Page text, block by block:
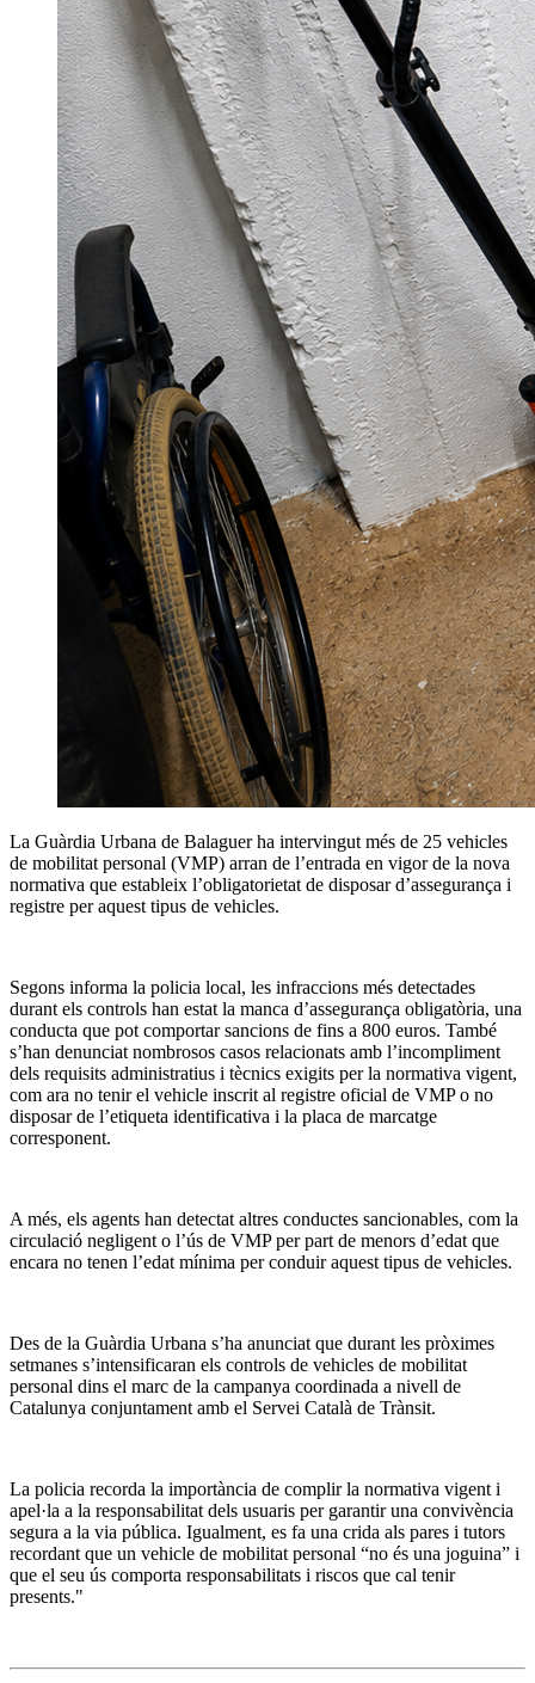
La Guàrdia Urbana de Balaguer ha intervingut més de 25 vehicles
de mobilitat personal (VMP) arran de l’entrada en vigor de la nova
normativa que estableix l’obligatorietat de disposar d’assegurança i
registre per aquest tipus de vehicles.
Segons informa la policia local, les infraccions més detectades
durant els controls han estat la manca d’assegurança obligatòria, una
conducta que pot comportar sancions de fins a 800 euros. També
s’han denunciat nombrosos casos relacionats amb l’incompliment
dels requisits administratius i tècnics exigits per la normativa vigent,
com ara no tenir el vehicle inscrit al registre oficial de VMP o no
disposar de l’etiqueta identificativa i la placa de marcatge
corresponent.
A més, els agents han detectat altres conductes sancionables, com la
circulació negligent o l’ús de VMP per part de menors d’edat que
encara no tenen l’edat mínima per conduir aquest tipus de vehicles.
Des de la Guàrdia Urbana s’ha anunciat que durant les pròximes
setmanes s’intensificaran els controls de vehicles de mobilitat
personal dins el marc de la campanya coordinada a nivell de
Catalunya conjuntament amb el Servei Català de Trànsit.
La policia recorda la importància de complir la normativa vigent i
apel·la a la responsabilitat dels usuaris per garantir una convivència
segura a la via pública. Igualment, es fa una crida als pares i tutors
recordant que un vehicle de mobilitat personal “no és una joguina” i
que el seu ús comporta responsabilitats i riscos que cal tenir
presents."